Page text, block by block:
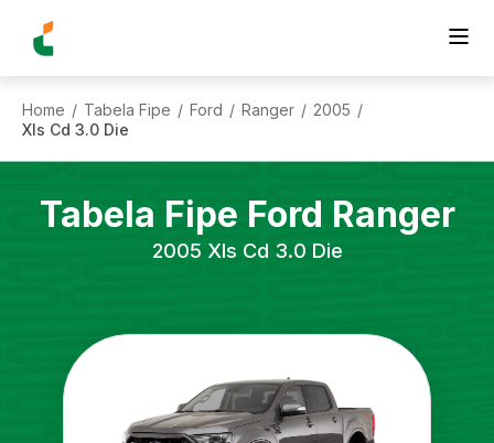
Home / Tabela Fipe / Ford / Ranger / 2005 /
Xls Cd 3.0 Die
Tabela Fipe Ford Ranger
2005 Xls Cd 3.0 Die